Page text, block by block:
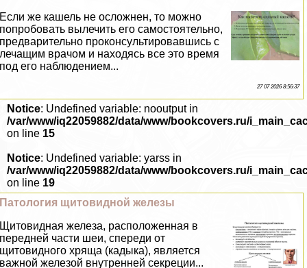
Если же кашель не осложнен, то можно
попробовать вылечить его самостоятельно,
предварительно проконсультировавшись с
лечащим врачом и находясь все это время
под его наблюдением...
27 07 2026 8:56:37
Notice: Undefined variable: nooutput in
/var/www/iq22059882/data/www/bookcovers.ru/
on line 15
Notice: Undefined variable: yarss in
/var/www/iq22059882/data/www/bookcovers.ru/
on line 19
Патология щитовидной железы
Щитовидная железа, расположенная в
передней части шеи, спереди от
щитовидного хряща (кадыка), является
важной железой внутренней секреции...